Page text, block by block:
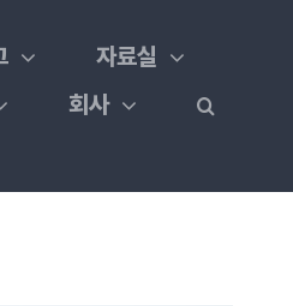
자료실
회사